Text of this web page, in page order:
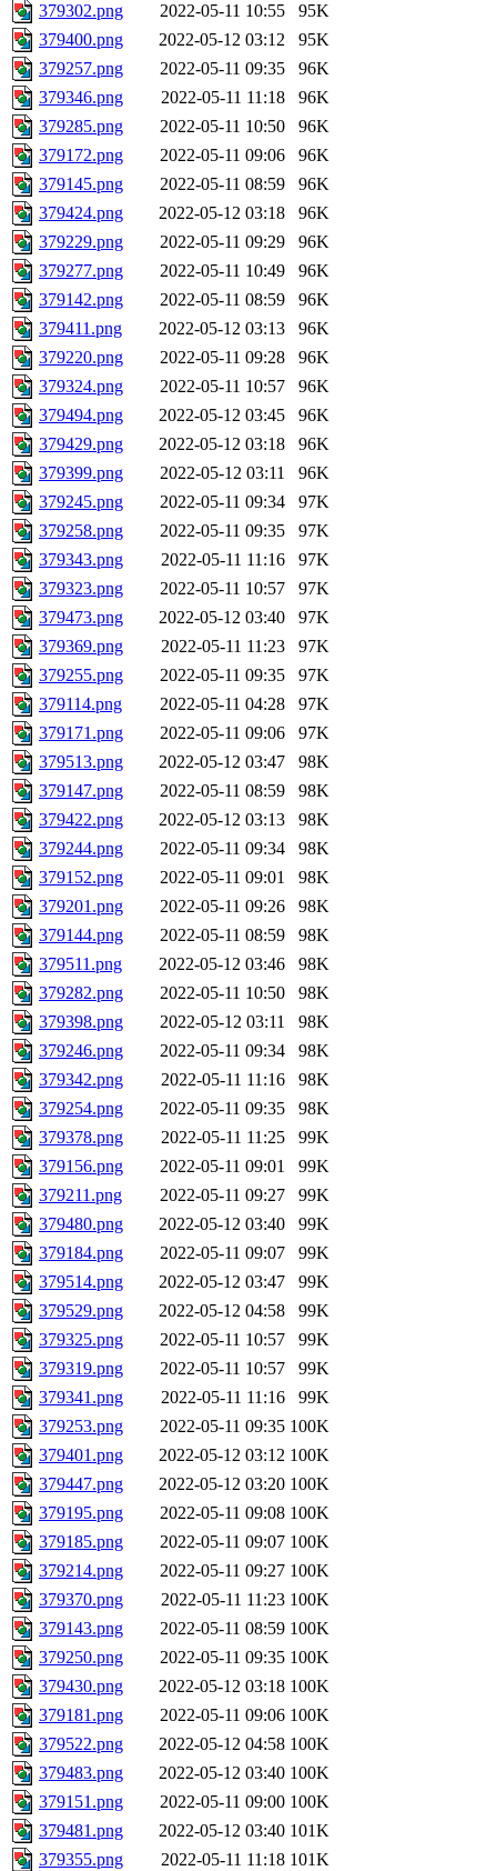
379302.png 2022-05-11 10:55
95K
379400.png
2022-05-12 03:12
95K
379257.png
2022-05-11 09:35
96K
379346.png
2022-05-11 11:18
96K
379285.png
2022-05-11 10:50
96K
379172.png
2022-05-11 09:06
96K
379145.png
2022-05-11 08:59
96K
379424.png
2022-05-12 03:18
96K
379229.png
2022-05-11 09:29
96K
379277.png
2022-05-11 10:49
96K
379142.png
2022-05-11 08:59
96K
379411.png
2022-05-12 03:13
96K
379220.png
2022-05-11 09:28
96K
379324.png
2022-05-11 10:57
96K
379494.png
2022-05-12 03:45
96K
379429.png
2022-05-12 03:18
96K
379399.png
2022-05-12 03:11
96K
379245.png
2022-05-11 09:34
97K
379258.png
2022-05-11 09:35
97K
379343.png
2022-05-11 11:16
97K
379323.png
2022-05-11 10:57
97K
379473.png
2022-05-12 03:40
97K
379369.png
2022-05-11 11:23
97K
379255.png
2022-05-11 09:35
97K
379114.png
2022-05-11 04:28
97K
379171.png
2022-05-11 09:06
97K
379513.png
2022-05-12 03:47
98K
379147.png
2022-05-11 08:59
98K
379422.png
2022-05-12 03:13
98K
379244.png
2022-05-11 09:34
98K
379152.png
2022-05-11 09:01
98K
379201.png
2022-05-11 09:26
98K
379144.png
2022-05-11 08:59
98K
379511.png
2022-05-12 03:46
98K
379282.png
2022-05-11 10:50
98K
379398.png
2022-05-12 03:11
98K
379246.png
2022-05-11 09:34
98K
379342.png
2022-05-11 11:16
98K
379254.png
2022-05-11 09:35
98K
379378.png
2022-05-11 11:25
99K
379156.png
2022-05-11 09:01
99K
379211.png
2022-05-11 09:27
99K
379480.png
2022-05-12 03:40
99K
379184.png
2022-05-11 09:07
99K
379514.png
2022-05-12 03:47
99K
379529.png
2022-05-12 04:58
99K
379325.png
2022-05-11 10:57
99K
379319.png
2022-05-11 10:57
99K
379341.png
2022-05-11 11:16
99K
379253.png
2022-05-11 09:35 100K
379401.png
2022-05-12 03:12 100K
379447.png
2022-05-12 03:20 100K
379195.png
2022-05-11 09:08 100K
379185.png
2022-05-11 09:07 100K
379214.png
2022-05-11 09:27 100K
379370.png
2022-05-11 11:23 100K
379143.png
2022-05-11 08:59 100K
379250.png
2022-05-11 09:35 100K
379430.png
2022-05-12 03:18 100K
379181.png
2022-05-11 09:06 100K
379522.png
2022-05-12 04:58 100K
379483.png
2022-05-12 03:40 100K
379151.png
2022-05-11 09:00 100K
379481.png
2022-05-12 03:40 101K
379355.png
2022-05-11 11:18 101K